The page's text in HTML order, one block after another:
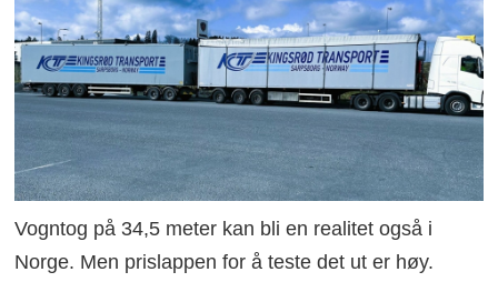
Vogntog på 34,5 meter kan bli en realitet også i
Norge. Men prislappen for å teste det ut er høy.